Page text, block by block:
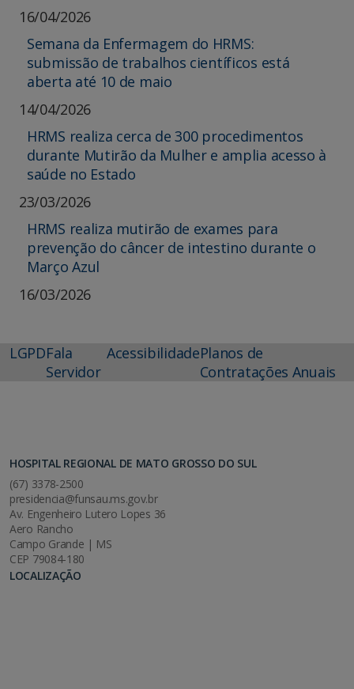
16/04/2026
Semana da Enfermagem do HRMS:
submissão de trabalhos científicos está
aberta até 10 de maio
14/04/2026
HRMS realiza cerca de 300 procedimentos
durante Mutirão da Mulher e amplia acesso à
saúde no Estado
23/03/2026
HRMS realiza mutirão de exames para
prevenção do câncer de intestino durante o
Março Azul
16/03/2026
LGPDFala
Servidor
AcessibilidadePlanos de
Contratações Anuais
HOSPITAL REGIONAL DE MATO GROSSO DO SUL
(67) 3378-2500
presidencia@funsau.ms.gov.br
Av. Engenheiro Lutero Lopes 36
Aero Rancho
Campo Grande | MS
CEP 79084-180
LOCALIZAÇÃO